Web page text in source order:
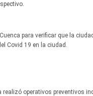
para verificar que la
Covid 19 en la ciudad.
realizó operativos preventivos